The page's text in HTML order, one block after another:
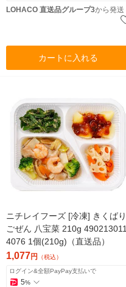
LOHACO 直送品グループ3から発送
カートに入れる
ニチレイフーズ [冷凍] きくばり
ごぜん 八宝菜 210g 490213011
4076 1個(210g)（直送品）
1,077円 （税込）
ログイン&全額PayPay支払いで
5%